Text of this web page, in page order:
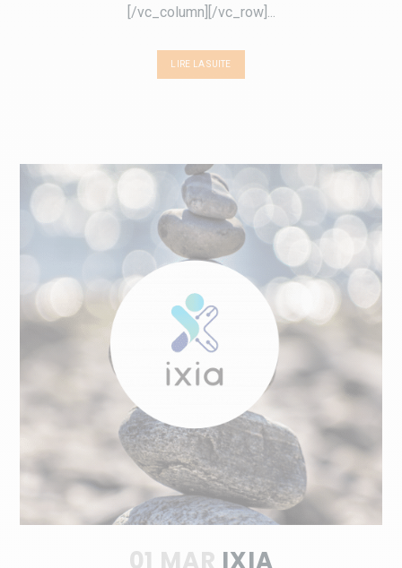
[/vc_column][/vc_row]...
LIRE LA SUITE
01 MAR IXIA